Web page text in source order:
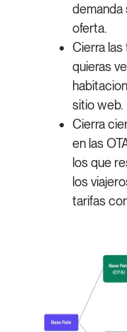
demanda
oferta.
Cierra las
quieras
sitio web.
Cierra
en las
los que
los
tarifas